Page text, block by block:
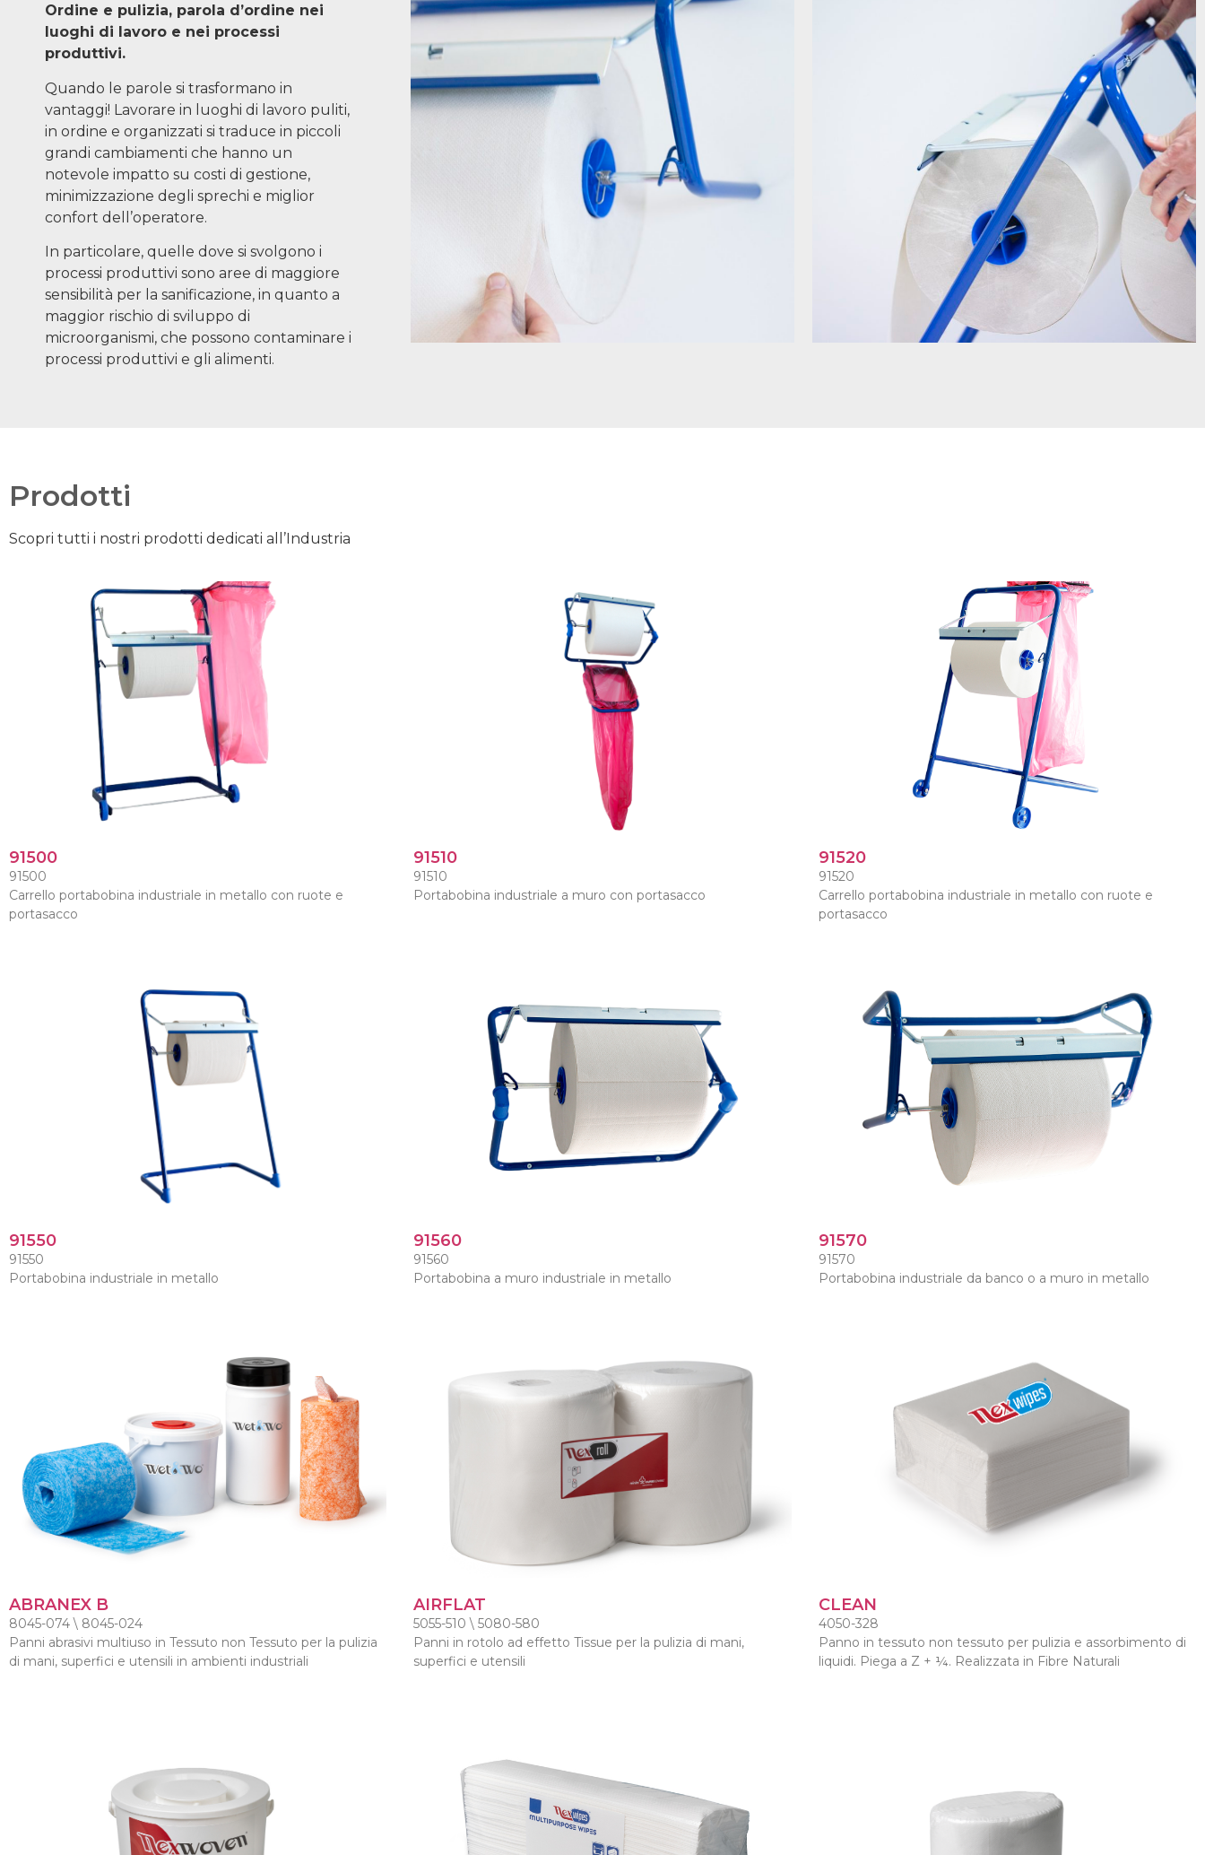
Ordine e pulizia, parola d’ordine nei
luoghi di lavoro e nei processi
produttivi.
Quando le parole si trasformano in
vantaggi! Lavorare in luoghi di lavoro puliti,
in ordine e organizzati si traduce in piccoli
grandi cambiamenti che hanno un
notevole impatto su costi di gestione,
minimizzazione degli sprechi e miglior
confort dell’operatore.
In particolare, quelle dove si svolgono i
processi produttivi sono aree di maggiore
sensibilità per la sanificazione, in quanto a
maggior rischio di sviluppo di
microorganismi, che possono contaminare i
processi produttivi e gli alimenti.
Prodotti
Scopri tutti i nostri prodotti dedicati all’Industria
91500
91500
Carrello portabobina industriale in metallo con ruote e
portasacco
91510
91510
Portabobina industriale a muro con portasacco
91520
91520
Carrello portabobina industriale in metallo con ruote e
portasacco
91550
91550
Portabobina industriale in metallo
91560
91560
Portabobina a muro industriale in metallo
91570
91570
Portabobina industriale da banco o a muro in metallo
ABRANEX B
8045-074 \ 8045-024
Panni abrasivi multiuso in Tessuto non Tessuto per la pulizia
di mani, superfici e utensili in ambienti industriali
AIRFLAT
5055-510 \ 5080-580
Panni in rotolo ad effetto Tissue per la pulizia di mani,
superfici e utensili
CLEAN
4050-328
Panno in tessuto non tessuto per pulizia e assorbimento di
liquidi. Piega a Z + ¼. Realizzata in Fibre Naturali